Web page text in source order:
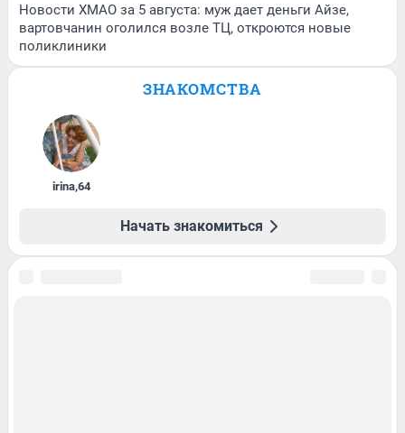
Новости ХМАО за 5 августа: муж дает деньги Айзе,
вартовчанин оголился возле ТЦ, откроются новые
поликлиники
ЗНАКОМСТВА
irina,64
Начать знакомиться